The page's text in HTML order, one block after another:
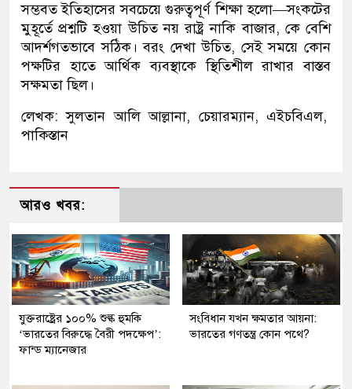
সম্ভবত ইতিহাসের সবচেয়ে গুরুত্বপূর্ণ শিক্ষা হলো—সংকটের
মুহূর্তে প্রশ্নটি হওয়া উচিত নয় রাষ্ট্র নাকি বাজার, কে বেশি
আদর্শগতভাবে সঠিক। বরং দেখা উচিত, সেই সময়ে কোন
পক্ষটির হাতে আর্থিক ব্যবস্থাকে স্থিতিশীল রাখার বাস্তব
সক্ষমতা ছিল।
লেখক: সুলতান আলি আল্লানা, চেয়ারম্যান, এইচবিএল,
পাকিস্তান
আরও খবর:
যুক্তরাষ্ট্রের ১০০% শুল্ক হুমকি
‘ভারতের বিরুদ্ধে বৈরী পদক্ষেপ’:
ফান্ড ম্যানেজার
সংবিধান যখন ক্ষমতার আয়না:
ভারতের গণতন্ত্র কোন পথে?